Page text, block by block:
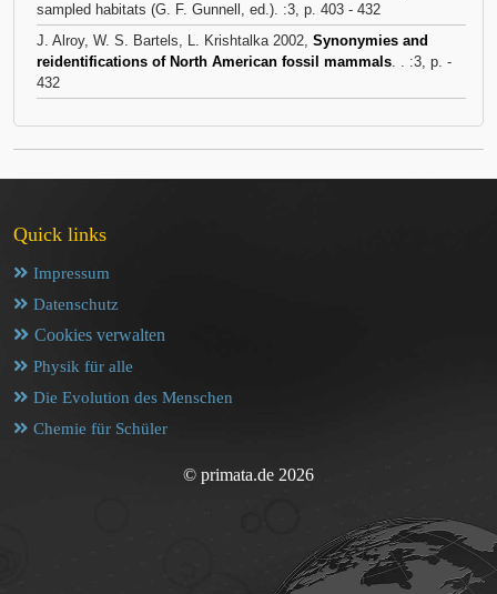
sampled habitats (G. F. Gunnell, ed.). :3, p. 403 - 432
J. Alroy, W. S. Bartels, L. Krishtalka 2002, Synonymies and
reidentifications of North American fossil mammals. . :3, p. -
432
Quick links
Impressum
Datenschutz
Cookies verwalten
Physik für alle
Die Evolution des Menschen
Chemie für Schüler
© primata.de 2026